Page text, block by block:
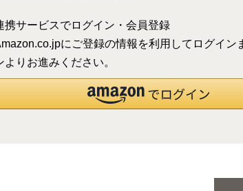
携サービスでログイン・会員登録
にご登録の情報を利用してログイ
よりお進みください。